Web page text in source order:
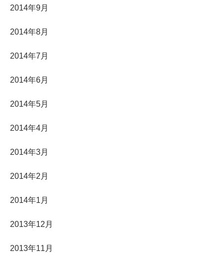
2014年9月
2014年8月
2014年7月
2014年6月
2014年5月
2014年4月
2014年3月
2014年2月
2014年1月
2013年12月
2013年11月